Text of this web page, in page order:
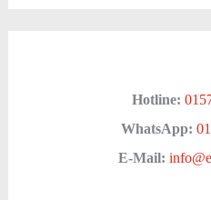
Hotline:
WhatsApp:
E-Mail: